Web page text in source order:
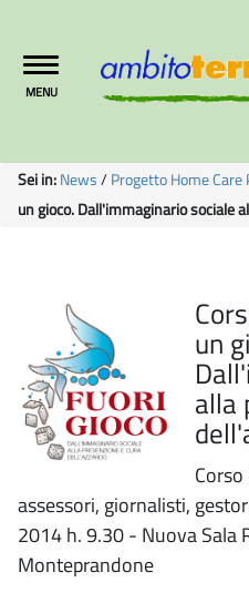
Toggle
navigation
MENU
Sei in:News/Progetto Home Care
un gioco. Dall'immaginario sociale
un
alla
assessori, giornalisti,
2014 h. 9.30 - Nuova Sala
Monteprandone